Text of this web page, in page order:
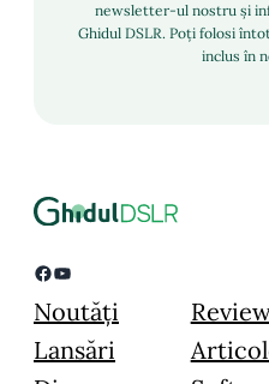
newsletter-ul nostru și
Ghidul DSLR. Poți folosi
inclus în
Facebook YouTube
Noutăți
Lansări